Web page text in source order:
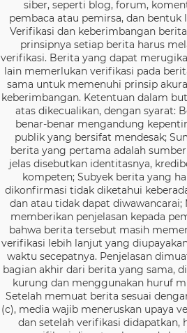
siber, seperti blog, forum,
pembaca atau pemirsa, dan bentuk
Verifikasi dan keberimbangan
prinsipnya setiap berita harus
verifikasi. Berita yang dapat
lain memerlukan verifikasi pada
sama untuk memenuhi prinsip
keberimbangan. Ketentuan dalam
atas dikecualikan, dengan syarat:
benar-benar mengandung
publik yang bersifat mendesak;
berita yang pertama adalah
jelas disebutkan identitasnya,
kompeten; Subyek berita yang
dikonfirmasi tidak diketahui
dan atau tidak dapat diwawancarai;
memberikan penjelasan kepada
bahwa berita tersebut masih
verifikasi lebih lanjut yang
waktu secepatnya. Penjelasan
bagian akhir dari berita yang sama,
kurung dan menggunakan huruf
Setelah memuat berita sesuai
(c), media wajib meneruskan upaya
dan setelah verifikasi didapatkan,